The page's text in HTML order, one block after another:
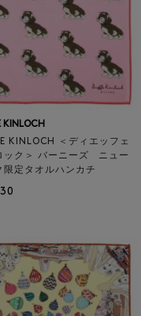
KINLOCH
KINLOCH ＜ディエッフェ
ック＞ バーニーズ ニュー
限定タオルハンカチ